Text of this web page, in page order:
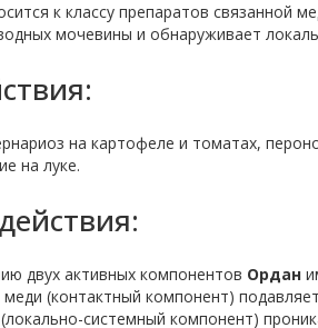
к классу препаратов связанной
мочевины и обнаруживает
на картофеле и томатах,
на луке.
двух активных компонентов Ордан
меди (контактный компонент)
системный компонент)